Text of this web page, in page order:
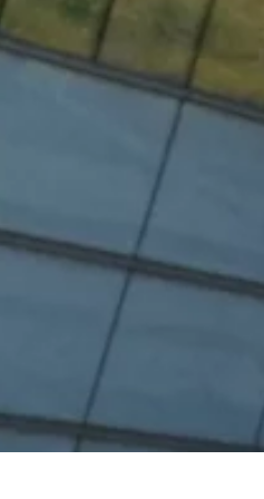
unabhängig von Marke